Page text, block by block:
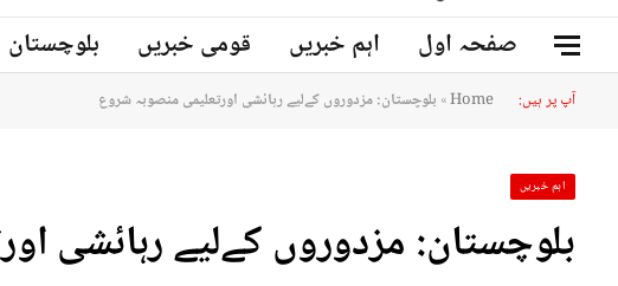
صفحہ اول اہم خبریں قومی خبریں بلوچستان
آپ پر ہیں: Home
» بلوچستان: مزدوروں کےلیے رہائشی اورتعلیمی منصوبہ شروع
اہم خبریں
بلوچستان: مزدوروں کےلیے رہائشی